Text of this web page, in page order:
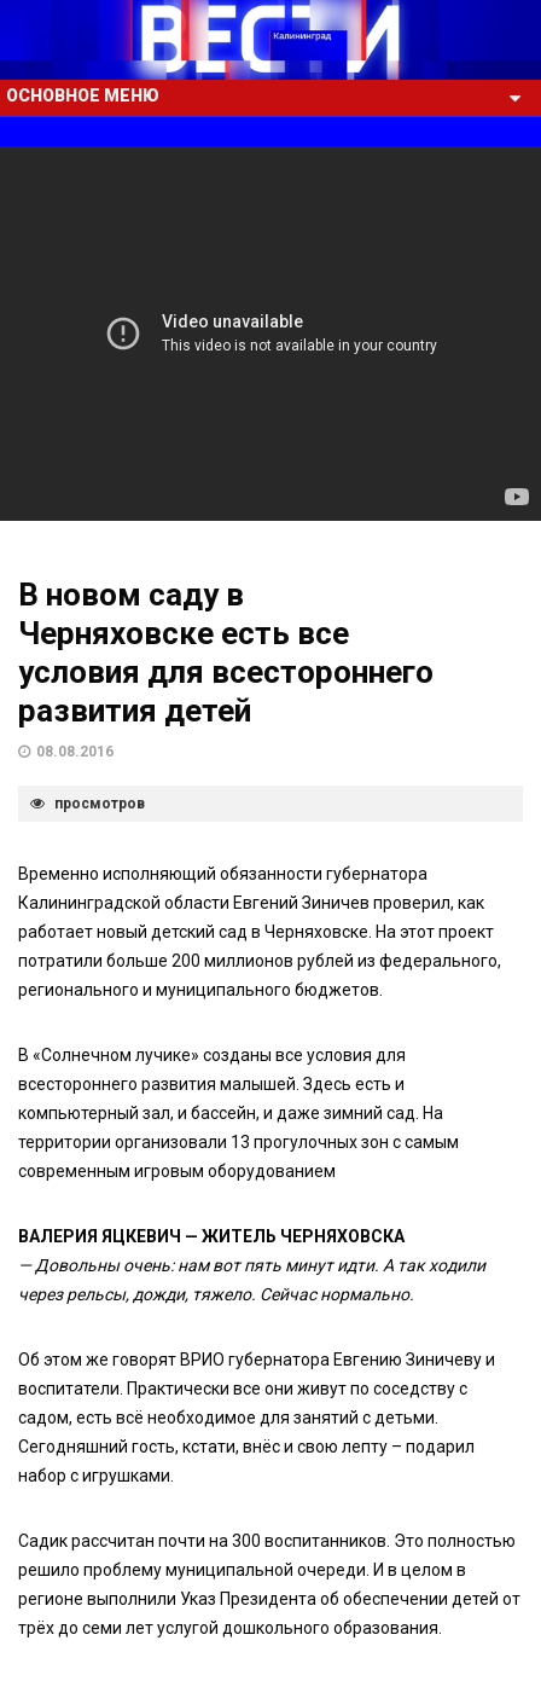
ОСНОВНОЕ МЕНЮ
В новом саду в
Черняховске есть все
условия для всестороннего
развития детей
08.08.2016
просмотров
Временно исполняющий обязанности губернатора
Калининградской области Евгений Зиничев проверил, как
работает новый детский сад в Черняховске. На этот проект
потратили больше 200 миллионов рублей из федерального,
регионального и муниципального бюджетов.
В «Солнечном лучике» созданы все условия для
всестороннего развития малышей. Здесь есть и
компьютерный зал, и бассейн, и даже зимний сад. На
территории организовали 13 прогулочных зон с самым
современным игровым оборудованием
ВАЛЕРИЯ ЯЦКЕВИЧ — ЖИТЕЛЬ ЧЕРНЯХОВСКА
— Довольны очень: нам вот пять минут идти. А так ходили
через рельсы, дожди, тяжело. Сейчас нормально.
Об этом же говорят ВРИО губернатора Евгению Зиничеву и
воспитатели. Практически все они живут по соседству с
садом, есть всё необходимое для занятий с детьми.
Сегодняшний гость, кстати, внёс и свою лепту – подарил
набор с игрушками.
Садик рассчитан почти на 300 воспитанников. Это полностью
решило проблему муниципальной очереди. И в целом в
регионе выполнили Указ Президента об обеспечении детей от
трёх до семи лет услугой дошкольного образования.